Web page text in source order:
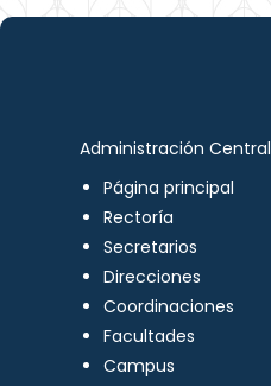
Administración Central
Página principal
Rectoría
Secretarios
Direcciones
Coordinaciones
Facultades
Campus